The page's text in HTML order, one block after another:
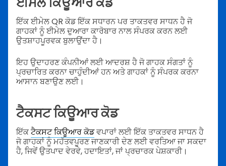
ਇੱਕ ਈਮੇਲ QR ਕੋਡ ਇੱਕ ਸਧਾਰਨ ਪਰ ਤਾਕਤਵਰ ਸਾਧਨ ਹੈ ਜੋ
ਗਾਹਕਾਂ ਨੂੰ ਈਮੇਲ ਦੁਆਰਾ ਕਾਰੋਬਾਰ ਨਾਲ ਸੰਪਰਕ ਕਰਨ ਲਈ
ਉਤਸ਼ਾਹਪੂਰਵਕ ਬੁਲਾਉਂਦਾ ਹੈ।
ਇਹ ਉਦਾਹਰਣ ਕੰਪਨੀਆਂ ਲਈ ਆਦਰਸ਼ ਹੈ ਜੋ ਗਾਹਕ ਸੰਗਤਾਂ ਨੂੰ
ਪ੍ਰਚਾਰਿਤ ਕਰਨਾ ਚਾਹੁੰਦੀਆਂ ਹਨ ਅਤੇ ਗਾਹਕਾਂ ਨੂੰ ਸੰਪਰਕ ਕਰਨਾ
ਆਸਾਨ ਬਣਾਉਣ ਲਈ।
ਟੈਕਸਟ ਕਿਊਆਰ ਕੋਡ
ਇੱਕਟੈਕਸਟ ਕਿਊਆਰ ਕੋਡਵਪਾਰਾਂ ਲਈ ਇੱਕ ਤਾਕਤਵਰ ਸਾਧਨ ਹੈ
ਜੋ ਗਾਹਕਾਂ ਨੂੰ ਮਹੱਤਵਪੂਰਣ ਜਾਣਕਾਰੀ ਦੇਣ ਲਈ ਵਰਤਿਆ ਜਾ ਸਕਦਾ
ਹੈ, ਜਿਵੇਂ ਉਤਪਾਦ ਵੇਰਵੇ, ਹਦਾਇਤਾਂ, ਜਾਂ ਪ੍ਰਚਾਰਕ ਪੇਸ਼ਕਾਰੀ।